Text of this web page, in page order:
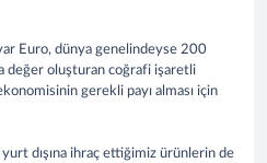
Euro, dünya genelindeyse 200
değer oluşturan coğrafi işaretli
gerekli payı alması için
dışına ihraç ettiğimiz ürünlerin de